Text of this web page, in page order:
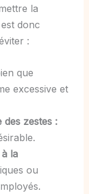
la
donc
:
que
excessive et
zestes :
la
ou